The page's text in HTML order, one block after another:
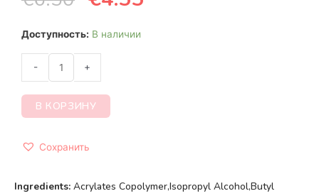
Доступность: В наличии
- +
В КОРЗИНУ
Сохранить
Ingredients: Acrylates Copolymer,Isopropyl Alcohol,Butyl